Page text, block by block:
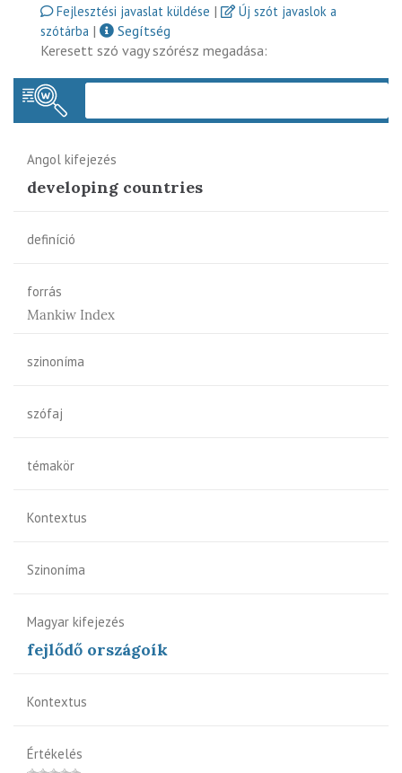
Fejlesztési javaslat küldése |
Új szót javaslok a
szótárba |
Segítség
Keresett szó vagy szórész megadása:
Angol kifejezés
developing countries
definíció
forrás
Mankiw Index
szinoníma
szófaj
témakör
Kontextus
Szinoníma
Magyar kifejezés
fejlődő országoík
Kontextus
Értékelés